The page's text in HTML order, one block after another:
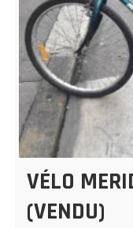
VÉLO
(VENDU)